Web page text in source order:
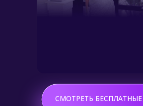
СМОТРЕТЬ